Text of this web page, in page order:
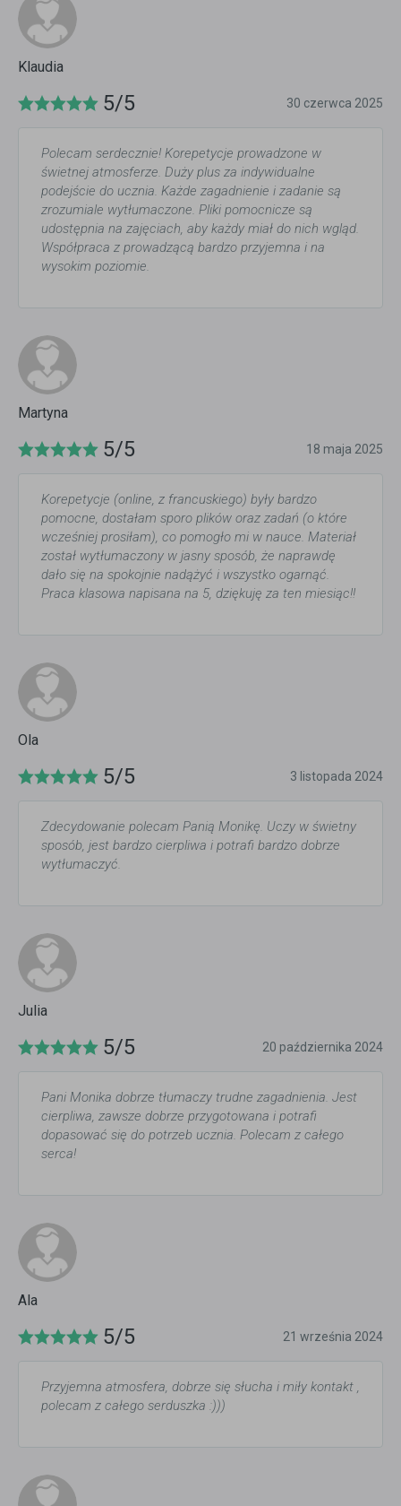
Klaudia
5/5 30 czerwca 2025
Polecam serdecznie! Korepetycje prowadzone w
świetnej atmosferze. Duży plus za indywidualne
podejście do ucznia. Każde zagadnienie i zadanie są
zrozumiale wytłumaczone. Pliki pomocnicze są
udostępnia na zajęciach, aby każdy miał do nich wgląd.
Współpraca z prowadzącą bardzo przyjemna i na
wysokim poziomie.
Martyna
5/5 18 maja 2025
Korepetycje (online, z francuskiego) były bardzo
pomocne, dostałam sporo plików oraz zadań (o które
wcześniej prosiłam), co pomogło mi w nauce. Materiał
został wytłumaczony w jasny sposób, że naprawdę
dało się na spokojnie nadążyć i wszystko ogarnąć.
Praca klasowa napisana na 5, dziękuję za ten miesiąc!!
Ola
5/5 3 listopada 2024
Zdecydowanie polecam Panią Monikę. Uczy w świetny
sposób, jest bardzo cierpliwa i potrafi bardzo dobrze
wytłumaczyć.
Julia
5/5 20 października 2024
Pani Monika dobrze tłumaczy trudne zagadnienia. Jest
cierpliwa, zawsze dobrze przygotowana i potrafi
dopasować się do potrzeb ucznia. Polecam z całego
serca!
Ala
5/5 21 września 2024
Przyjemna atmosfera, dobrze się słucha i miły kontakt ,
polecam z całego serduszka :)))